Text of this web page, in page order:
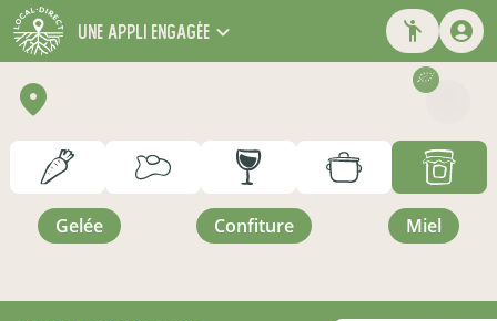
une appli engagée
gelée confiture miel